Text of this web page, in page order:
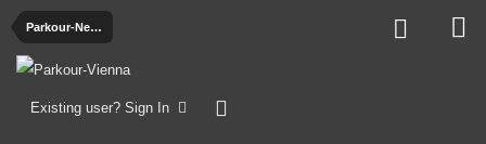
Parkour-News
Existing user? Sign In